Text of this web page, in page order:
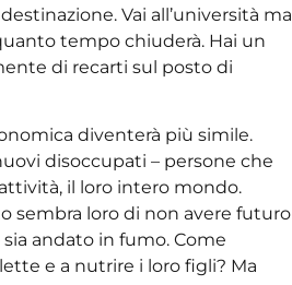
Vai all’università ma
tempo chiuderà. Hai un
di recarti sul posto di
diventerà più simile.
disoccupati – persone che
il loro intero mondo.
sembra loro di non avere futuro
andato in fumo. Come
e a nutrire i loro figli? Ma